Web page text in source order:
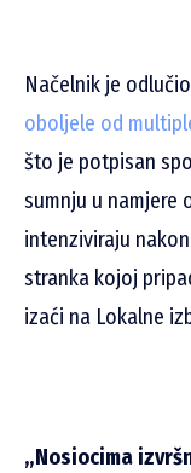
Načelnik je
oboljele od
što je potpisan
sumnju u namjere
intenziviraju
stranka kojoj
izaći na Lokalne
„Nosiocima